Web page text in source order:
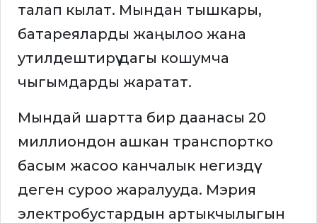
талап кылат. Мындан тышкары,
батареяларды жаңылоо жана
утилдештирүү дагы кошумча
чыгымдарды жаратат.
Мындай шартта бир даанасы 20
миллиондон ашкан транспортко
басым жасоо канчалык негиздүү
деген суроо жаралууда. Мэрия
электробустардын артыкчылыгын